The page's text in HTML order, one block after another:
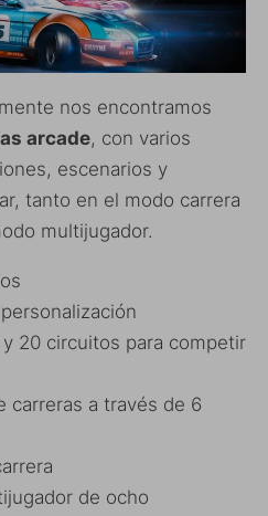
nos encontramos
arcade, con varios
escenarios y
tanto en el modo carrera
multijugador.
20 circuitos para competir
carreras a través de 6
de ocho